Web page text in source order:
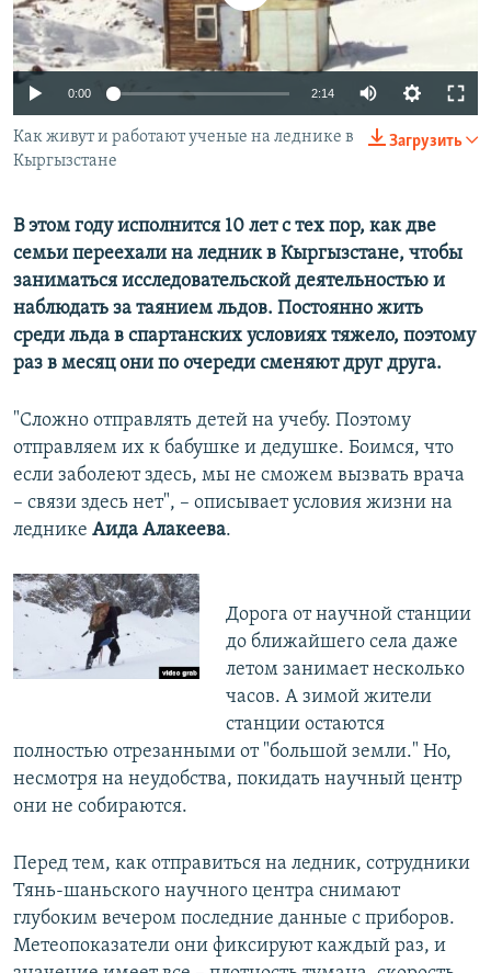
ПОБЕДИТЕЛЕЙ НЕ СУДЯТ?
КРЫМ.НЕПОКОРЕННЫЙ
ELIFBE
УКРАИНСКАЯ ПРОБЛЕМА КРЫМА
ПРИСОЕДИНЯЙТЕСЬ!
Все сайты RFE/RL
0:00 2:14
Загрузить
Как живут и работают ученые на леднике в
Кыргызстане
В этом году исполнится 10 лет с тех пор, как две
семьи переехали на ледник в Кыргызстане, чтобы
заниматься исследовательской деятельностью и
наблюдать за таянием льдов. Постоянно жить
среди льда в спартанских условиях тяжело, поэтому
раз в месяц они по очереди сменяют друг друга.
"Сложно отправлять детей на учебу. Поэтому
отправляем их к бабушке и дедушке. Боимся, что
если заболеют здесь, мы не сможем вызвать врача
– связи здесь нет", – описывает условия жизни на
леднике Аида Алакеева.
Дорога от научной станции
до ближайшего села даже
летом занимает несколько
часов. А зимой жители
станции остаются
полностью отрезанными от "большой земли." Но,
несмотря на неудобства, покидать научный центр
они не собираются.
Перед тем, как отправиться на ледник, сотрудники
Тянь-шаньского научного центра снимают
глубоким вечером последние данные с приборов.
Метеопоказатели они фиксируют каждый раз, и